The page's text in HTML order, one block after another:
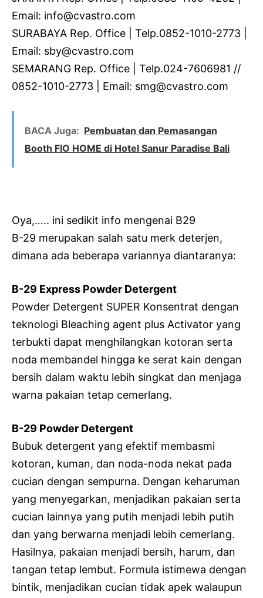
Email: info@cvastro.com
SURABAYA Rep. Office | Telp.0852-1010-2773 |
Email: sby@cvastro.com
SEMARANG Rep. Office | Telp.024-7606981 //
0852-1010-2773 | Email: smg@cvastro.com
BACA Juga: Pembuatan dan Pemasangan
Booth FIO HOME di Hotel Sanur Paradise Bali
Oya,….. ini sedikit info mengenai B29
B-29 merupakan salah satu merk deterjen,
dimana ada beberapa variannya diantaranya:
B-29 Express Powder Detergent
Powder Detergent SUPER Konsentrat dengan
teknologi Bleaching agent plus Activator yang
terbukti dapat menghilangkan kotoran serta
noda membandel hingga ke serat kain dengan
bersih dalam waktu lebih singkat dan menjaga
warna pakaian tetap cemerlang.
B-29 Powder Detergent
Bubuk detergent yang efektif membasmi
kotoran, kuman, dan noda-noda nekat pada
cucian dengan sempurna. Dengan keharuman
yang menyegarkan, menjadikan pakaian serta
cucian lainnya yang putih menjadi lebih putih
dan yang berwarna menjadi lebih cemerlang.
Hasilnya, pakaian menjadi bersih, harum, dan
tangan tetap lembut. Formula istimewa dengan
bintik, menjadikan cucian tidak apek walaupun